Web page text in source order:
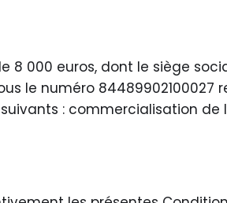
de 8 000 euros, dont le siège
le numéro 84489902100027
suivants : commercialisation